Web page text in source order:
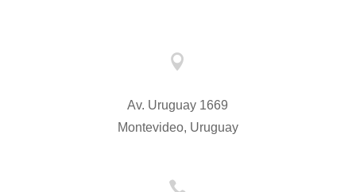

Av. Uruguay 1669
Montevideo, Uruguay
